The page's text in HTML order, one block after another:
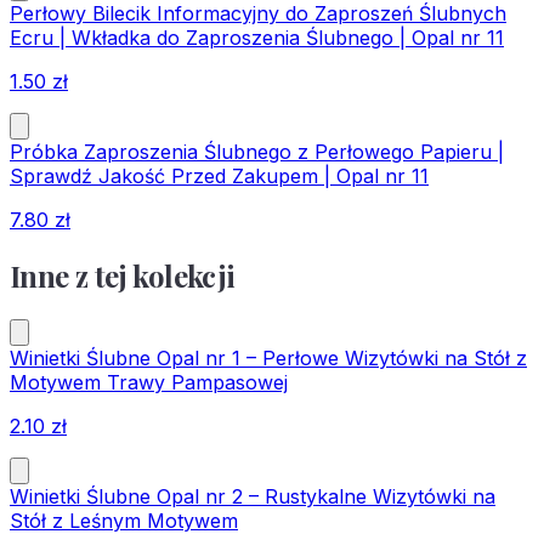
Perłowy Bilecik Informacyjny do Zaproszeń Ślubnych
Ecru | Wkładka do Zaproszenia Ślubnego | Opal nr 11
1.50 zł
Próbka Zaproszenia Ślubnego z Perłowego Papieru |
Sprawdź Jakość Przed Zakupem | Opal nr 11
7.80 zł
Inne z tej kolekcji
Winietki Ślubne Opal nr 1 – Perłowe Wizytówki na Stół z
Motywem Trawy Pampasowej
2.10 zł
Winietki Ślubne Opal nr 2 – Rustykalne Wizytówki na
Stół z Leśnym Motywem